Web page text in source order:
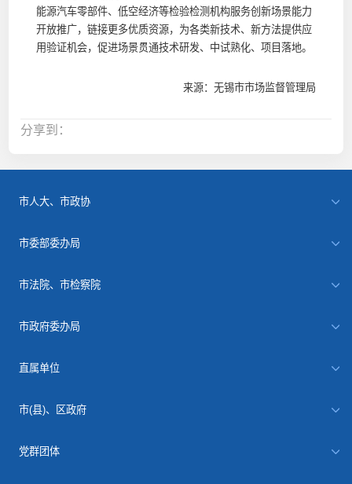
能源汽车零部件、低空经济等检验检测机构服务创新场景能力
开放推广，链接更多优质资源，为各类新技术、新方法提供应
用验证机会，促进场景贯通技术研发、中试熟化、项目落地。
来源：无锡市市场监督管理局
分享到：
市人大、市政协
市委部委办局
市法院、市检察院
市政府委办局
直属单位
市(县)、区政府
党群团体